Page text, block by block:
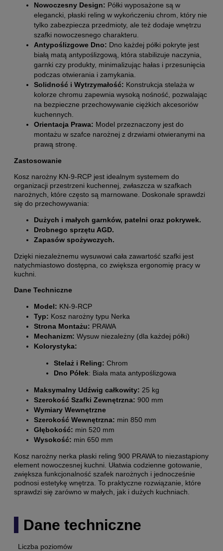
Nowoczesny Design: Półki wyposażone są w
elegancki, płaski reling w wykończeniu chrom, który nie
tylko zabezpiecza przedmioty, ale też dodaje wnętrzu
szafki nowoczesnego charakteru.
Antypoślizgowe Dno: Dno każdej półki pokryte jest
białą matą antypoślizgową, która stabilizuje naczynia,
garnki czy produkty, minimalizując hałas i przesunięcia
podczas otwierania i zamykania.
Solidność i Wytrzymałość: Konstrukcja stelaża w
kolorze chromu zapewnia wysoką nośność, pozwalając
na bezpieczne przechowywanie ciężkich akcesoriów
kuchennych.
Orientacja Prawa: Model przeznaczony jest do
montażu w szafce narożnej z drzwiami otwieranymi na
prawą stronę.
Zastosowanie
Kosz narożny KN-9-RCP jest idealnym systemem do
organizacji przestrzeni kuchennej, zwłaszcza w szafkach
narożnych, które często są marnowane. Doskonale sprawdzi
się do przechowywania:
Dużych i małych garnków, patelni oraz pokrywek.
Drobnego sprzętu AGD.
Zapasów spożywczych.
Dzięki niezależnemu wysuwowi cała zawartość szafki jest
natychmiastowo dostępna, co zwiększa ergonomię pracy w
kuchni.
Dane Techniczne
Model: KN-9-RCP
Typ: Kosz narożny typu Nerka
Strona Montażu: PRAWA
Mechanizm: Wysuw niezależny (dla każdej półki)
Kolorystyka:
Stelaż i Reling: Chrom
Dno Półek: Biała mata antypoślizgowa
Maksymalny Udźwig całkowity: 25 kg
Szerokość Szafki Zewnętrzna: 900 mm
Wymiary Wewnętrzne
Szerokość Wewnętrzna: min 850 mm
Głębokość: min 520 mm
Wysokość: min 650 mm
Kosz narożny nerka płaski reling 900 PRAWA to niezastąpiony
element nowoczesnej kuchni. Ułatwia codzienne gotowanie,
zwiększa funkcjonalność szafek narożnych i jednocześnie
podnosi estetykę wnętrza. To praktyczne rozwiązanie, które
sprawdzi się zarówno w małych, jak i dużych kuchniach.
Dane techniczne
Liczba poziomów